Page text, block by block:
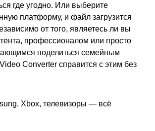
где угодно. Или выберите
платформу, и файл загрузится
от того, являетесь ли вы
профессионалом или просто
поделиться семейным
Converter справится с этим без
Xbox, телевизоры — всё